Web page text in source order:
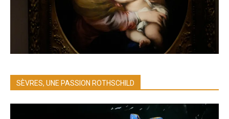
SÈVRES, UNE PASSION ROTHSCHILD